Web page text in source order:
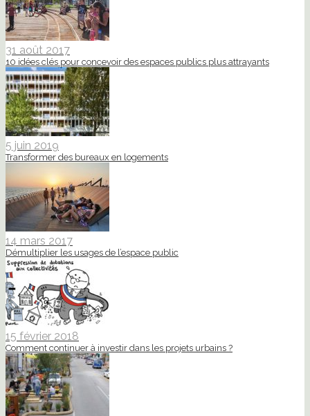
31 août 2017
10 idées clés pour concevoir des espaces publics plus attrayants
5 juin 2019
Transformer des bureaux en logements
14 mars 2017
Démultiplier les usages de l’espace public
15 février 2018
Comment continuer à investir dans les projets urbains ?